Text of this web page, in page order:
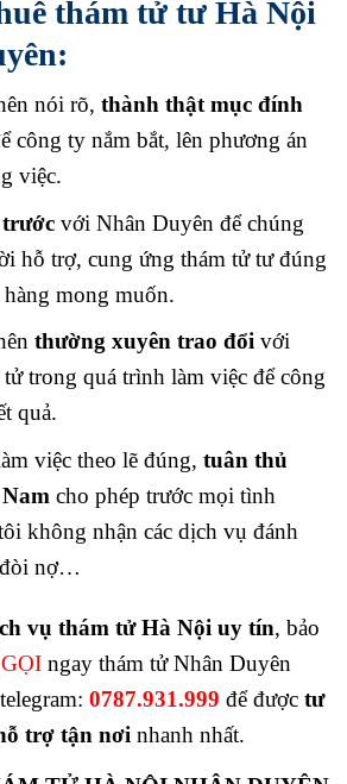
thám tử tư Hà Nội
nói rõ, thành thật mục đính
công ty nắm bắt, lên phương án
việc.
với Nhân Duyên để chúng
hỗ trợ, cung ứng thám tử tư đúng
mong muốn.
thường xuyên trao đổi với
trong quá trình làm việc để công
quả.
việc theo lẽ đúng, tuân thủ
cho phép trước mọi tình
không nhận các dịch vụ đánh
đòi nợ…
vụ thám tử Hà Nội uy tín, bảo
GỌI ngay thám tử Nhân Duyên
0787.931.999 để được tư
trợ tận nơi nhanh nhất.